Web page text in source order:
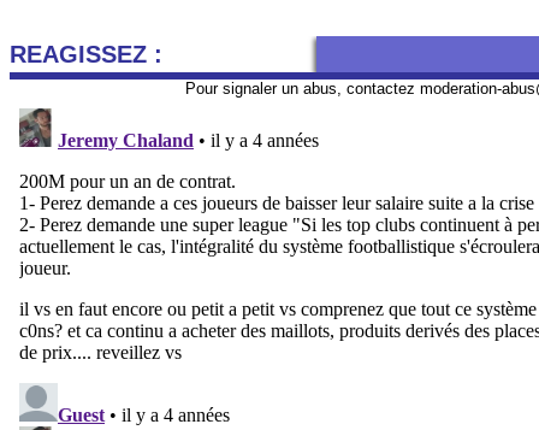
REAGISSEZ :
Pour signaler un abus, contactez moderation-